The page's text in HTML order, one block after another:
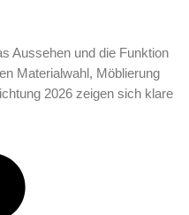
Aussehen und die Funktion
Materialwahl, Möblierung
2026 zeigen sich klare